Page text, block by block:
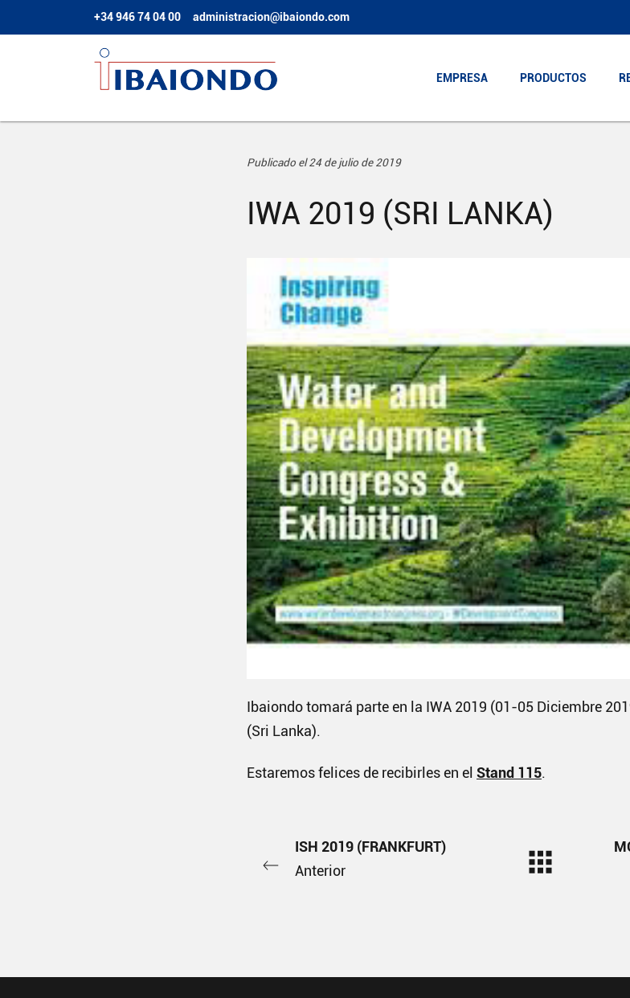
+34 946 74 04 00 administracion@ibaiondo.com
EMPRESA
EMPRESA PRODUCTOS
PRODUCTOS
Publicado el 24 de julio de 2019
IWA 2019 (SRI LANKA)
Ibaiondo tomará parte en la IWA 2019 (01-05 Diciembre
(Sri Lanka).
Estaremos felices de recibirles en el Stand 115.
ISH 2019 (FRANKFURT)
Anterior